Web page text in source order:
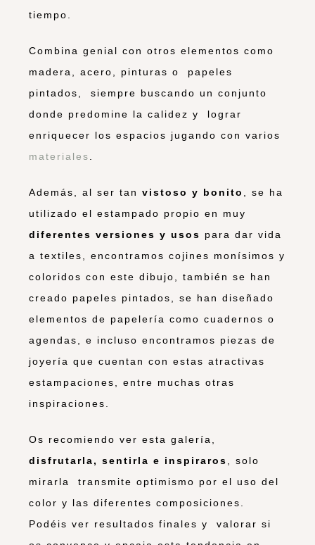
tiempo.
Combina genial con otros elementos como
madera, acero, pinturas o papeles
pintados, siempre buscando un conjunto
donde predomine la calidez y lograr
enriquecer los espacios jugando con varios
materiales
Además, al ser tan vistoso y bonito
, se ha
utilizado el estampado propio en muy
diferentes versiones y usos para dar vida
a textiles, encontramos cojines monísimos y
coloridos con este dibujo, también se han
creado papeles pintados, se han diseñado
elementos de papelería como cuadernos o
agendas, e incluso encontramos piezas de
joyería que cuentan con estas atractivas
estampaciones, entre muchas otras
inspiraciones.
Os recomiendo ver esta galería,
disfrutarla, sentirla e inspiraros
, solo
mirarla transmite optimismo por el uso del
color y las diferentes composiciones.
Podéis ver resultados finales y valorar si